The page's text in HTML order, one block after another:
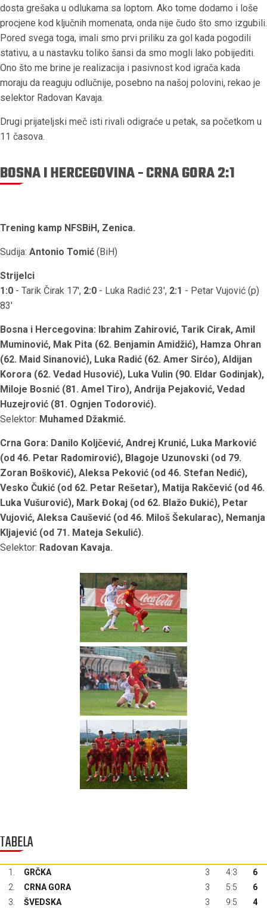
dosta grešaka u odlukama sa loptom. Ako tome dodamo i loše
procjene kod ključnih momenata, onda nije čudo što smo izgubili.
Pored svega toga, imali smo prvi priliku za gol kada pogodili
stativu, a u nastavku toliko šansi da smo mogli lako pobijediti.
Ono što me brine je realizacija i pasivnost kod igrača kada
moraju da reaguju odlučnije, posebno na našoj polovini, rekao je
selektor Radovan Kavaja.
Drugi prijateljski meč isti rivali odigraće u petak, sa početkom u
11 časova.
BOSNA I HERCEGOVINA - CRNA GORA 2:1
Trening kamp NFSBiH, Zenica.
Sudija: Antonio Tomić (BiH)
Strijelci
1:0 - Tarik Čirak 17', 2:0 - Luka Radić 23', 2:1 - Petar Vujović (p)
83'
Bosna i Hercegovina: Ibrahim Zahirović, Tarik Cirak, Amil
Muminović, Mak Pita (62. Benjamin Amidžić), Hamza Ohran
(62. Maid Sinanović), Luka Radić (62. Amer Sirćo), Aldijan
Korora (62. Vedad Husović), Luka Vulin (90. Eldar Godinjak),
Miloje Bosnić (81. Amel Tiro), Andrija Pejaković, Vedad
Huzejrović (81. Ognjen Todorović).
Selektor: Muhamed Džakmić.
Crna Gora: Danilo Koljčević, Andrej Krunić, Luka Marković
(od 46. Petar Radomirović), Blagoje Uzunovski (od 79.
Zoran Bošković), Aleksa Peković (od 46. Stefan Nedić),
Vesko Čukić (od 62. Petar Rešetar), Matija Rakčević (od 46.
Luka Vušurović), Mark Đokaj (od 62. Blažo Đukić), Petar
Vujović, Aleksa Caušević (od 46. Miloš Šekularac), Nemanja
Kljajević (od 71. Mateja Sekulić).
Selektor: Radovan Kavaja.
TABELA
1. GRČKA 3 4:3
6
2.
CRNA GORA 3 5:5
6
3.
ŠVEDSKA 3 9:5 4